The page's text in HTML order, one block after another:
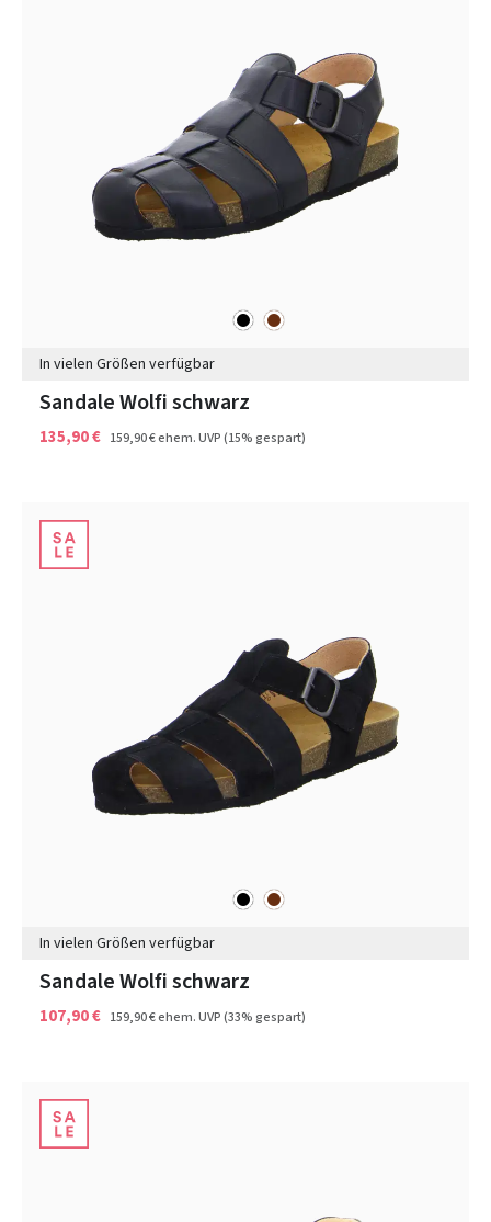
schwarz
braun
In vielen Größen verfügbar
Sandale Wolfi schwarz
135,90 € 159,90 €ehem. UVP(15% gespart)
schwarz
braun
In vielen Größen verfügbar
Sandale Wolfi schwarz
107,90 € 159,90 €ehem. UVP(33% gespart)